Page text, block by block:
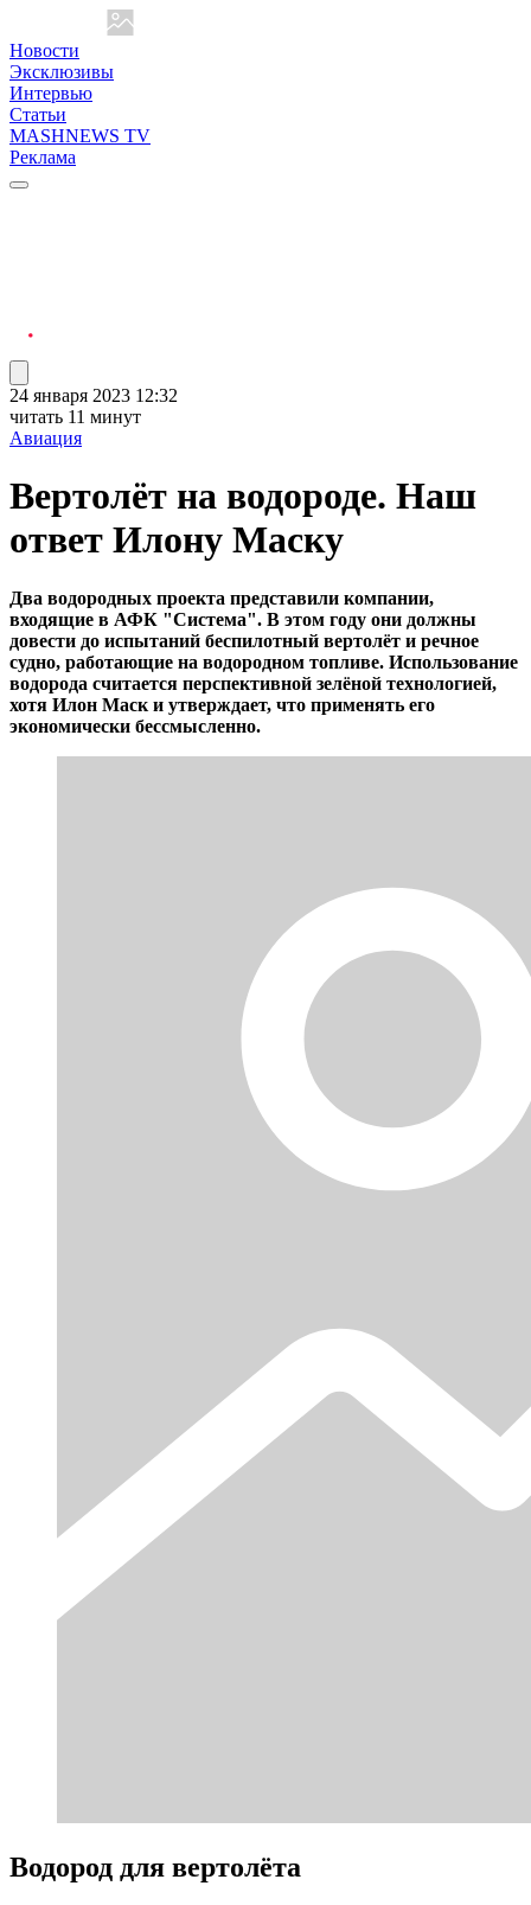
Новости
Эксклюзивы
Интервью
Статьи
MASHNEWS TV
Реклама
24 января 2023 12:32
читать 11 минут
Авиация
Вертолёт на водороде. Наш
ответ Илону Маску
Два водородных проекта представили компании,
входящие в АФК "Система". В этом году они должны
довести до испытаний беспилотный вертолёт и речное
судно, работающие на водородном топливе. Использование
водорода считается перспективной зелёной технологией,
хотя Илон Маск и утверждает, что применять его
экономически бессмысленно.
Водород для вертолёта